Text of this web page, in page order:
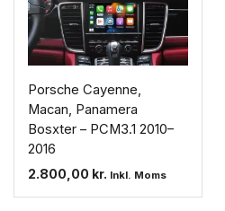
Porsche Cayenne,
Macan, Panamera
Bosxter – PCM3.1 2010–
2016
2.800,00 kr. Inkl. Moms